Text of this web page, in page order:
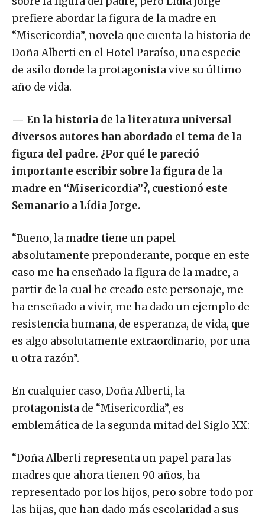
prefiere abordar la figura de la madre en
“Misericordia”, novela que cuenta la historia de
Doña Alberti en el Hotel Paraíso, una especie
de asilo donde la protagonista vive su último
año de vida.
— En la historia de la literatura universal
diversos autores han abordado el tema de la
figura del padre. ¿Por qué le pareció
importante escribir sobre la figura de la
madre en “Misericordia”?, cuestionó este
Semanario a Lídia Jorge.
“Bueno, la madre tiene un papel
absolutamente preponderante, porque en este
caso me ha enseñado la figura de la madre, a
partir de la cual he creado este personaje, me
ha enseñado a vivir, me ha dado un ejemplo de
resistencia humana, de esperanza, de vida, que
es algo absolutamente extraordinario, por una
u otra razón”.
En cualquier caso, Doña Alberti, la
protagonista de “Misericordia”, es
emblemática de la segunda mitad del Siglo XX:
“Doña Alberti representa un papel para las
madres que ahora tienen 90 años, ha
representado por los hijos, pero sobre todo por
las hijas, que han dado más escolaridad a sus